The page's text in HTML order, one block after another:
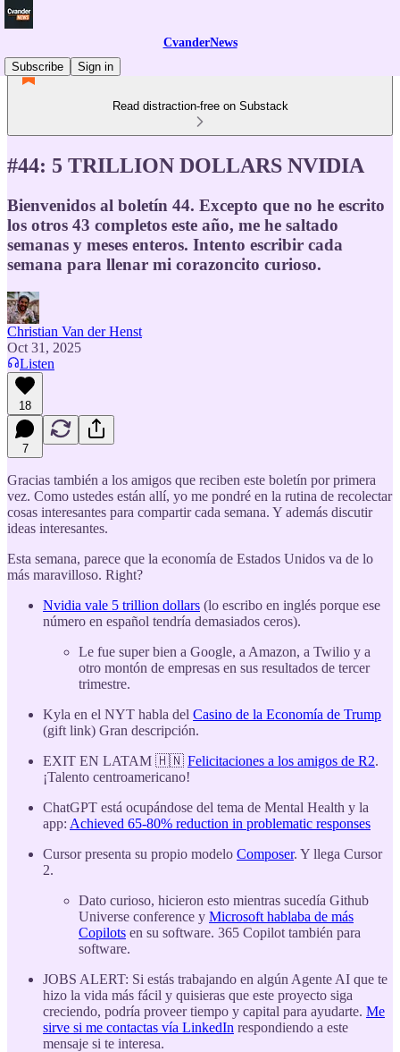
CvanderNews
Subscribe
Sign in
Read distraction-free on Substack
#44: 5 TRILLION DOLLARS NVIDIA
Bienvenidos al boletín 44. Excepto que no he escrito
los otros 43 completos este año, me he saltado
semanas y meses enteros. Intento escribir cada
semana para llenar mi corazoncito curioso.
Christian Van der Henst
Oct 31, 2025
Listen
18
7
Gracias también a los amigos que reciben este boletín por primera
vez. Como ustedes están allí, yo me pondré en la rutina de recolectar
cosas interesantes para compartir cada semana. Y además discutir
ideas interesantes.
Esta semana, parece que la economía de Estados Unidos va de lo
más maravilloso. Right?
Nvidia vale 5 trillion dollars (lo escribo en inglés porque ese
número en español tendría demasiados ceros).
Le fue super bien a Google, a Amazon, a Twilio y a
otro montón de empresas en sus resultados de tercer
trimestre.
Kyla en el NYT habla del Casino de la Economía de Trump
(gift link) Gran descripción.
EXIT EN LATAM 🇭🇳 Felicitaciones a los amigos de R2.
¡Talento centroamericano!
ChatGPT está ocupándose del tema de Mental Health y la
app: Achieved 65-80% reduction in problematic responses
Cursor presenta su propio modelo Composer. Y llega Cursor
2.
Dato curioso, hicieron esto mientras sucedía Github
Universe conference y Microsoft hablaba de más
Copilots en su software. 365 Copilot también para
software.
JOBS ALERT: Si estás trabajando en algún Agente AI que te
hizo la vida más fácil y quisieras que este proyecto siga
creciendo, podría proveer tiempo y capital para ayudarte. Me
sirve si me contactas vía LinkedIn respondiendo a este
mensaje si te interesa.